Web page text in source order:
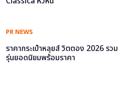
PR NEWS
ราคากระเป๋าหลุยส์ วิตตอง 2026 รวม
รุ่นยอดนิยมพร้อมราคา